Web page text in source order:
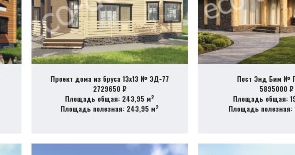
Проект дома из бруса 13х13 № ЭД-77
2729650 ₽
Площадь общая: 243,95 м2
Площадь полезная: 243,95 м2
Пост Энд Бим №
5895000 ₽
Площадь общая:
Площадь полезная: